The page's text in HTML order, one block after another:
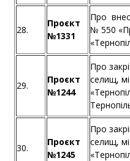
28.
Проєкт
№1331
Про
№ 550
29.
Проєкт
№1244
Про
селищ,
30.
Проєкт
№1245
Про
селищ,